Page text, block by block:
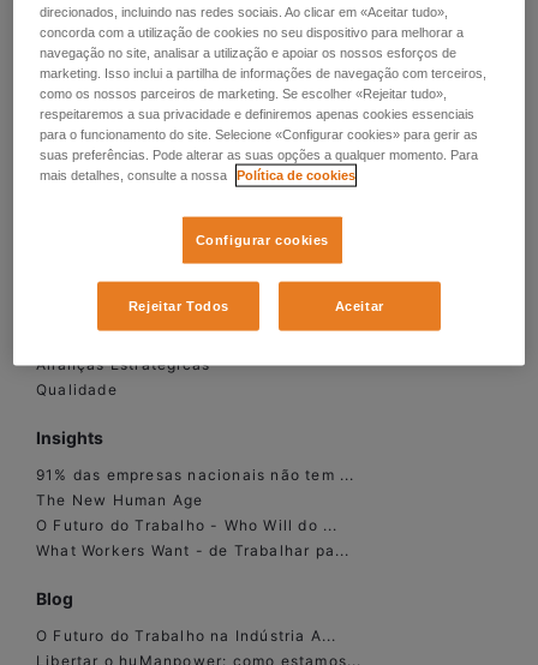
Soluções
Manpower
Sobre Nós
Sustentabilidade
Alianças Estratégicas
Qualidade
Insights
91% das empresas nacionais não tem ...
The New Human Age
O Futuro do Trabalho - Who Will do ...
What Workers Want - de Trabalhar pa...
Blog
O Futuro do Trabalho na Indústria A...
Libertar o huManpower: como estamos...
direcionados, incluindo nas redes sociais. Ao clicar em «Aceitar tudo»,
concorda com a utilização de cookies no seu dispositivo para melhorar a
navegação no site, analisar a utilização e apoiar os nossos esforços de
marketing. Isso inclui a partilha de informações de navegação com terceiros,
como os nossos parceiros de marketing. Se escolher «Rejeitar tudo»,
respeitaremos a sua privacidade e definiremos apenas cookies essenciais
para o funcionamento do site. Selecione «Configurar cookies» para gerir as
suas preferências. Pode alterar as suas opções a qualquer momento. Para
mais detalhes, consulte a nossa
Política de cookies
Configurar cookies
Rejeitar Todos Aceitar